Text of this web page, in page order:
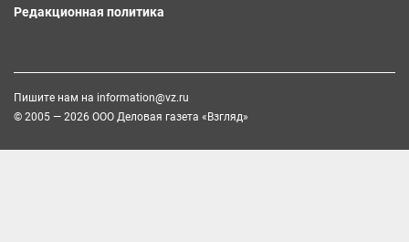
Редакционная политика
Пишите нам на information@vz.ru
© 2005 — 2026 ООО Деловая газета «Взгляд»